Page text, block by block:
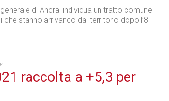
di Ancra, individua un tratto comune
che stanno arrivando dal territorio dopo l’8
raccolta a +5,3 per